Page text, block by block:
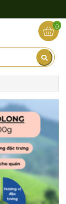
0